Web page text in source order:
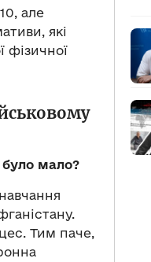
але
які
фізичної
було мало?
Тим паче,